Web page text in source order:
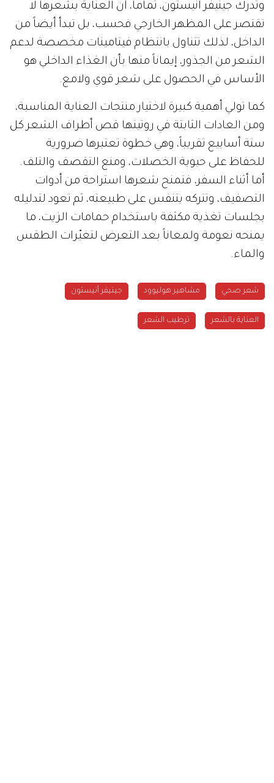
وتدرك جينيفر أنيستون، تماماً، أن العناية بشعرها لا
تقتصر على المظهر الخارجي فحسب، بل تبدأ أيضاً من
الداخل، لذلك تتناول بانتظام فيتامينات مخصصة لدعم
الشعر من الجذور، إيماناً منها بأن الغذاء الداخلي هو
الأساس في الحصول على شعر قوي ولامع.
كما تولي أهمية كبيرة لاختيار منتجات العناية المناسبة،
ومن العادات الثابتة في روتينها قص أطراف الشعر كل
ستة أسابيع تقريباً، وهي خطوة تعتبرها ضرورية
للحفاظ على حيوية الخصلات، ومنع التقصف والتلف.
أما أثناء السفر، فتمنح شعرها استراحة من أدوات
التصفيف، وتتركه يتنفس على طبيعته، ثم تعود لتدليله
بجلسات تغذية مكثفة باستخدام حمامات الزيت، ما
يمنحه نعومة ولمعاناً بعد التعرض لتغيّرات الطقس
والماء.
شعر صحي مشاهير هوليوود جينيفر أنيستون
العناية بالشعر ترطيب الشعر